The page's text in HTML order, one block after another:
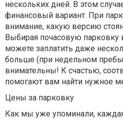
нескольких дней. В этом
финансовый вариант. При
внимание, какую версию
Выбирая почасовую парковку
можете заплатить даже
больше (при недельном
внимательны! К счастью,
помогают вам найти нужное
Цены за парковку
Как мы уже упоминали,